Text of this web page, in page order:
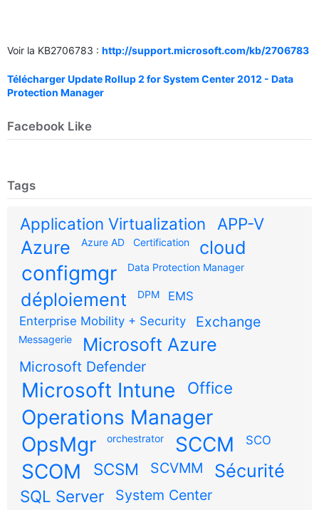
Voir la KB2706783 : http://support.microsoft.com/kb/2706783
Télécharger Update Rollup 2 for System Center 2012 - Data
Protection Manager
Facebook Like
Tags
Application Virtualization APP-V
Azure Azure AD Certification cloud
configmgr Data Protection Manager
déploiement DPM
EMS
Enterprise Mobility + Security
Exchange
Messagerie Microsoft Azure
Microsoft Defender
Microsoft Intune Office
Operations Manager
OpsMgr
orchestrator SCCM SCO
SCOM SCSM SCVMM Sécurité
SQL Server System Center